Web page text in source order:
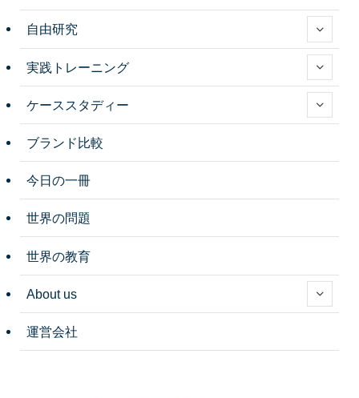
自由研究
実践トレーニング
ケーススタディー
ブランド比較
今日の一冊
世界の問題
世界の教育
About us
運営会社